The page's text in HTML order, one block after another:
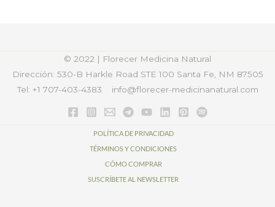
© 2022 | Florecer Medicina Natural
Dirección: 530-B Harkle Road STE 100 Santa Fe, NM 87505
Tel: +1 707-403-4383 info@florecer-medicinanatural.com
POLÍTICA DE PRIVACIDAD
TÉRMINOS Y CONDICIONES
CÓMO COMPRAR
SUSCRÍBETE AL NEWSLETTER